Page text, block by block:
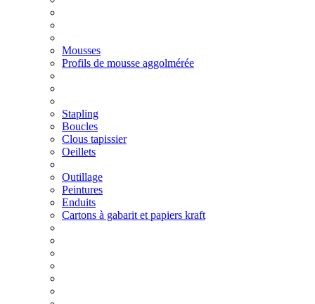
Mousses
Profils de mousse aggolmérée
Stapling
Boucles
Clous tapissier
Oeillets
Outillage
Peintures
Enduits
Cartons à gabarit et papiers kraft